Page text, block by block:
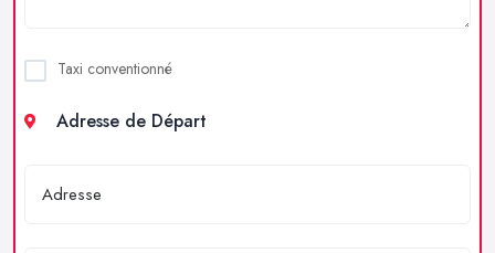
Taxi conventionné
Adresse de Départ